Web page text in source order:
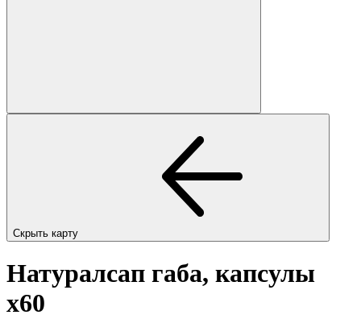
Скрыть карту
Натуралсап габа, капсулы
x60